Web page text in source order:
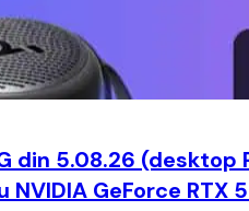
din 5.08.26
NVIDIA GeForce